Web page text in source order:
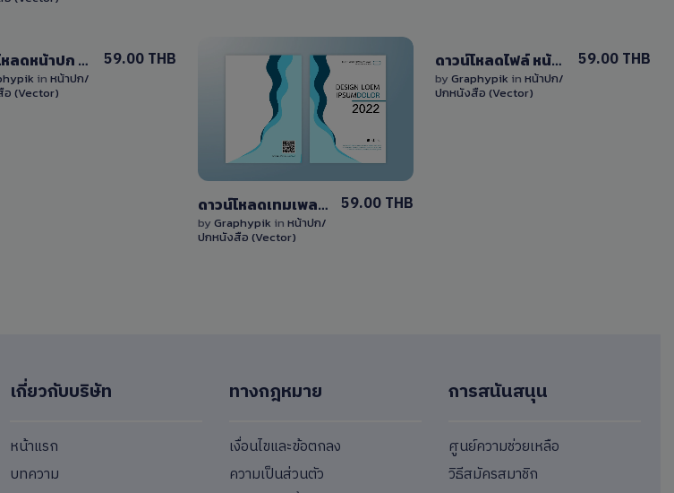
View
Details
ดาวน์โหลดหน้าปก ไฟล์เวกเตอร์ EPS สามารถแก้ไขได้เอง ออกแบบเรียบง่าย
in หน้าปก/
(Vector)
59.00 THB
View
Details
0 Sale
ดาวน์โหลดเทมเพลต หน้าปก เวกเตอร์ EPS สามารถแก้ไขได้ ออกแบบเรียบง่าย
by Graphypik in หน้าปก/
ปกหนังสือ (Vector)
59.00 THB
View
Details
ดาวน์โหลดไฟล์ หน้าปก เวกเตอร์ EPS สามารถแก้ไขได้ ออกแบบบเรียบง่าย
by Graphypik in หน้าปก/
ปกหนังสือ (Vector)
59.00 THB
เกี่ยวกับบริษัท
หน้าแรก
บทความ
ทางกฎหมาย
เงื่อนไขและข้อตกลง
ความเป็นส่วนตัว
การสนันสนุน
ศูนย์ความช่วยเหลือ
วิธีสมัครสมาชิก